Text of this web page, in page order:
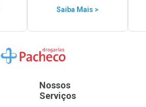
Saiba Mais >
Ir para a Home
Nossos
Serviços